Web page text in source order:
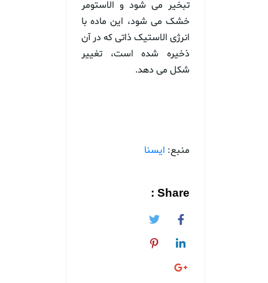
تبخیر می شود و الاستومر
خشک می شود، این ماده با
انرژی الاستیک ذاتی که در آن
ذخیره شده است، تغییر
شکل می دهد.
منبع: ایسنا
Share :